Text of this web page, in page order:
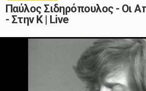
Παύλος Σιδηρόπουλος - Οι
- Στην Κ | Live